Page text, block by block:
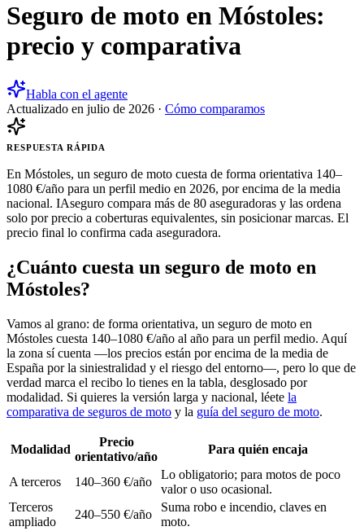
Seguro de moto en Móstoles:
precio y comparativa
Habla con el agente
Actualizado en julio de 2026 · Cómo comparamos
RESPUESTA RÁPIDA
En Móstoles, un seguro de moto cuesta de forma orientativa 140–
1080 €/año para un perfil medio en 2026, por encima de la media
nacional. IAseguro compara más de 80 aseguradoras y las ordena
solo por precio a coberturas equivalentes, sin posicionar marcas. El
precio final lo confirma cada aseguradora.
¿Cuánto cuesta un seguro de moto en
Móstoles?
Vamos al grano: de forma orientativa, un seguro de moto en
Móstoles cuesta 140–1080 €/año al año para un perfil medio. Aquí
la zona sí cuenta —los precios están por encima de la media de
España por la siniestralidad y el riesgo del entorno—, pero lo que de
verdad marca el recibo lo tienes en la tabla, desglosado por
modalidad. Si quieres la versión larga y nacional, léete la
comparativa de seguros de moto y la guía del seguro de moto.
Modalidad
Precio
orientativo/año
Para quién encaja
A terceros 140–360 €/año
Lo obligatorio; para motos de poco
valor o uso ocasional.
Terceros
ampliado
240–550 €/año
Suma robo e incendio, claves en
moto.